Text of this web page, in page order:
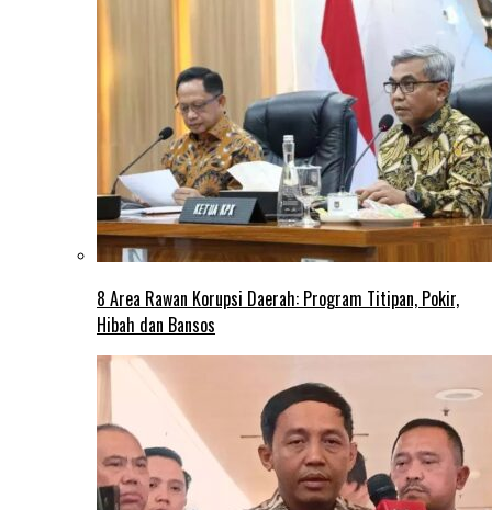
8 Area Rawan Korupsi Daerah: Program Titipan, Pokir,
Hibah dan Bansos